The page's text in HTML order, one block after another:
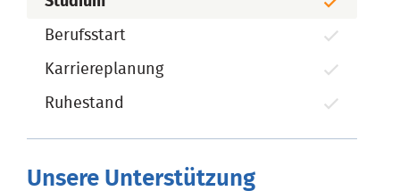
Berufsstart
Karriereplanung
Ruhestand
Unsere Unterstützung